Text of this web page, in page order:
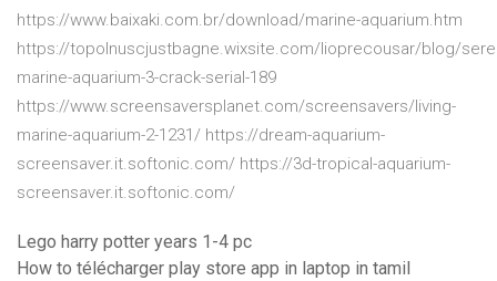
https://www.baixaki.com.br/download/marine-aquarium.htm
https://topolnuscjustbagne.wixsite.com/lioprecousar/blog/
marine-aquarium-3-crack-serial-189
https://www.screensaversplanet.com/screensavers/living-
marine-aquarium-2-1231/ https://dream-aquarium-
screensaver.it.softonic.com/ https://3d-tropical-aquarium-
screensaver.it.softonic.com/
Lego harry potter years 1-4 pc
How to télécharger play store app in laptop in tamil